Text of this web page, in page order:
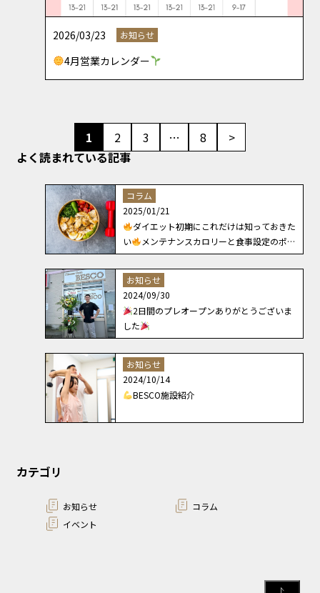
2026/03/23 お知らせ
4月営業カレンダー
1 2 3 … 8
>
よく読まれている記事
コラム
2025/01/21
ダイエット初期にこれだけは知っておきた
い
メンテナンスカロリーと食事設定のポイ
ント
お知らせ
2024/09/30
2日間のプレオープンありがとうございま
した
お知らせ
2024/10/14
BESCO施設紹介
カテゴリ
お知らせ
コラム
イベント